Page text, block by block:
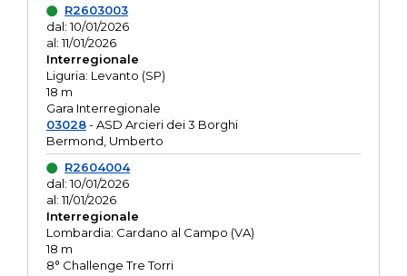
R2603003
dal: 10/01/2026
al: 11/01/2026
Interregionale
Liguria: Levanto (SP)
18 m
Gara Interregionale
03028- ASD Arcieri dei 3 Borghi
Bermond, Umberto
R2604004
dal: 10/01/2026
al: 11/01/2026
Interregionale
Lombardia: Cardano al Campo (VA)
18 m
8° Challenge Tre Torri